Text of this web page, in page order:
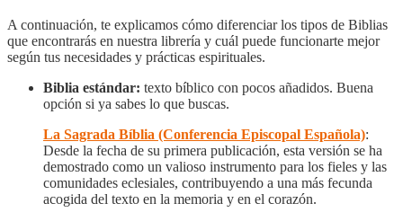
A continuación, te explicamos cómo diferenciar los tipos de Biblias
que encontrarás en nuestra librería y cuál puede funcionarte mejor
según tus necesidades y prácticas espirituales.
Biblia estándar: texto bíblico con pocos añadidos. Buena
opción si ya sabes lo que buscas.
La Sagrada Bíblia (Conferencia Episcopal Española):
Desde la fecha de su primera publicación, esta versión se ha
demostrado como un valioso instrumento para los fieles y las
comunidades eclesiales, contribuyendo a una más fecunda
acogida del texto en la memoria y en el corazón.